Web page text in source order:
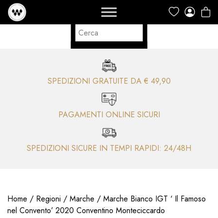
SPEDIZIONI GRATUITE DA € 49,90
PAGAMENTI ONLINE SICURI
SPEDIZIONI SICURE IN TEMPI RAPIDI: 24/48H
Home / Regioni / Marche / Marche Bianco IGT ‘ Il Famoso
nel Convento’ 2020 Conventino Monteciccardo